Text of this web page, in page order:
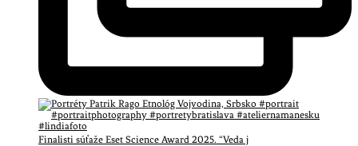
Finalisti súťaže Eset Science Award 2025. “Veda j